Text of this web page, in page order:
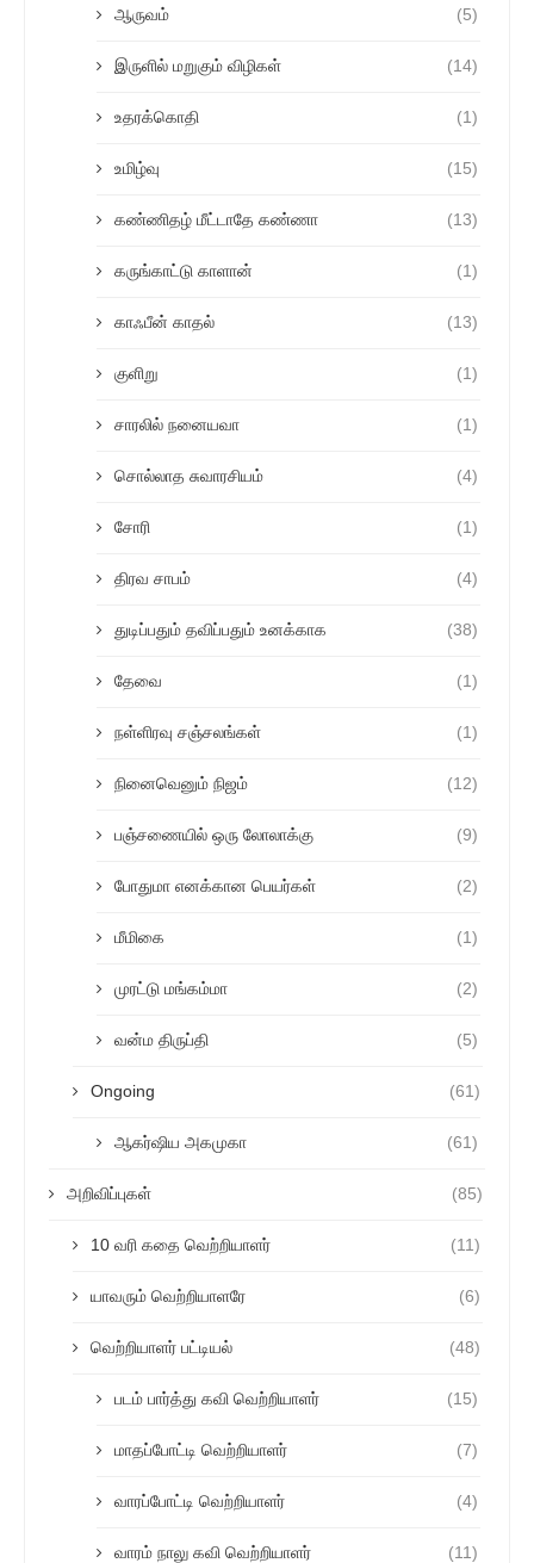
ஆருவம் (5)
இருளில் மறுகும் விழிகள் (14)
உதரக்கொதி (1)
உமிழ்வு (15)
கண்ணிதழ் மீட்டாதே கண்ணா (13)
கருங்காட்டு காளான் (1)
காஃபீன் காதல் (13)
குளிறு (1)
சாரலில் நனையவா (1)
சொல்லாத சுவாரசியம் (4)
சோரி (1)
திரவ சாபம் (4)
துடிப்பதும் தவிப்பதும் உனக்காக (38)
தேவை (1)
நள்ளிரவு சஞ்சலங்கள் (1)
நினைவெனும் நிஜம் (12)
பஞ்சணையில் ஒரு லோலாக்கு (9)
போதுமா எனக்கான பெயர்கள் (2)
மீமிகை (1)
முரட்டு மங்கம்மா (2)
வன்ம திருப்தி (5)
Ongoing (61)
ஆகர்ஷிய அகமுகா (61)
அறிவிப்புகள் (85)
10 வரி கதை வெற்றியாளர் (11)
யாவரும் வெற்றியாளரே (6)
வெற்றியாளர் பட்டியல் (48)
படம் பார்த்து கவி வெற்றியாளர் (15)
மாதப்போட்டி வெற்றியாளர் (7)
வாரப்போட்டி வெற்றியாளர் (4)
வாரம் நாலு கவி வெற்றியாளர் (11)